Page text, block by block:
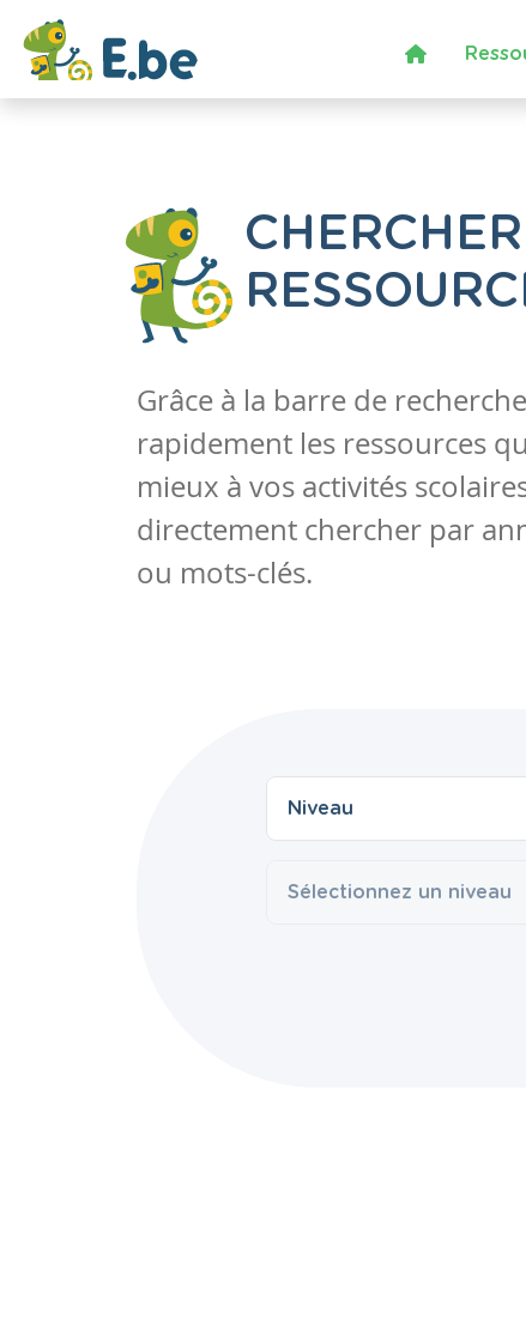
Grâce à la barre de
rapidement les ressources
mieux à vos activités
directement chercher par
ou mots-clés.